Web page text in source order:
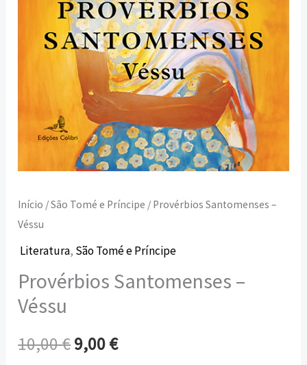
Início /São Tomé e Príncipe / Provérbios Santomenses –
Véssu
Literatura, São Tomé e Príncipe
Provérbios Santomenses –
Véssu
10,00€9,00€